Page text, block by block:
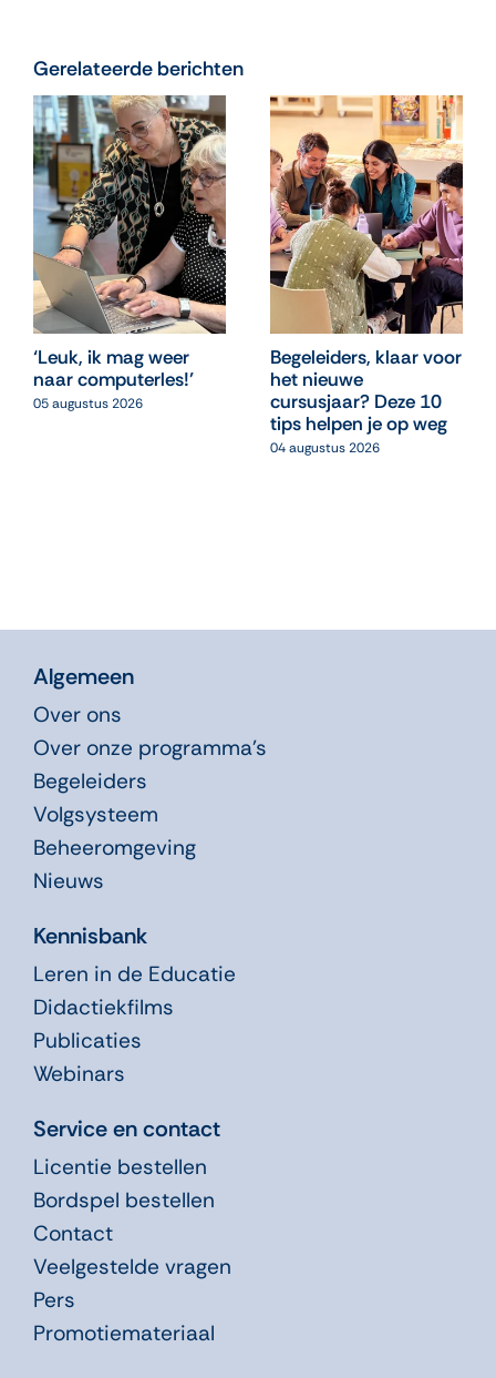
Gerelateerde berichten
‘Leuk, ik mag weer
naar computerles!’
05 augustus 2026
Begeleiders, klaar voor
het nieuwe
cursusjaar? Deze 10
tips helpen je op weg
04 augustus 2026
Algemeen
Over ons
Over onze programma’s
Begeleiders
Volgsysteem
Beheeromgeving
Nieuws
Kennisbank
Leren in de Educatie
Didactiekfilms
Publicaties
Webinars
Service en contact
Licentie bestellen
Bordspel bestellen
Contact
Veelgestelde vragen
Pers
Promotiemateriaal